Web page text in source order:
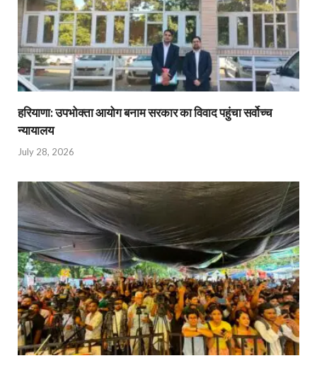
हरियाणा: उपभोक्ता आयोग बनाम सरकार का विवाद पहुंचा सर्वोच्च
न्यायालय
July 28, 2026